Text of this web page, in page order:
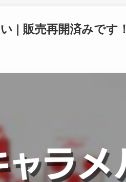
| 販売再開済みです！